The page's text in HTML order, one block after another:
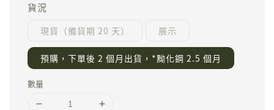
貨況
現貨（備貨期 20 天） 展示
預購，下單後 2 個月出貨，*黝化鋼 2.5 個月
數量